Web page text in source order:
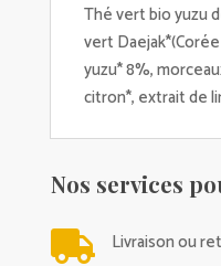
Thé vert bio yuzu
vert
yuzu* 8%,
citron*, extrait de
Nos services
 Livraison ou